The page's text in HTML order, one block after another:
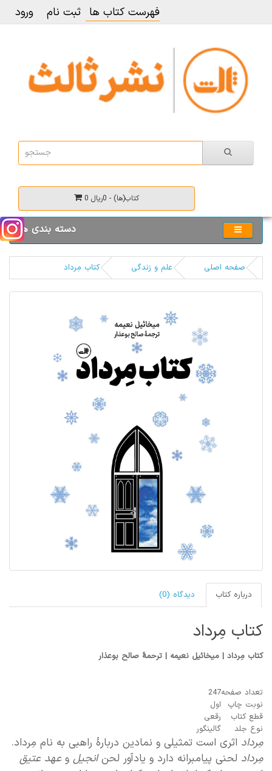
فهرست کتاب ها ثبت نام ورود
0 کتاب(ها) - 0ریال
دسته بندی ها
صفحه اصلی علم و زندگی کتاب مِرداد
درباره کتاب دیدگاه (0)
کتاب مِرداد
کتاب مِرداد | میخائیل نعیمه | ترحمۀ صالح بوعذار
تعداد صفحه247
نوبت چاپ
اول
قطع کتاب
رقعی
نوع جلد
گالینگور
مِرداد اثری است تمثیلی و نمادین دربارۀ راهبی به نام مِرداد.
مِرداد لحنی پیامبرانه دارد و یادآور لحن انجیل و عهد عتیق